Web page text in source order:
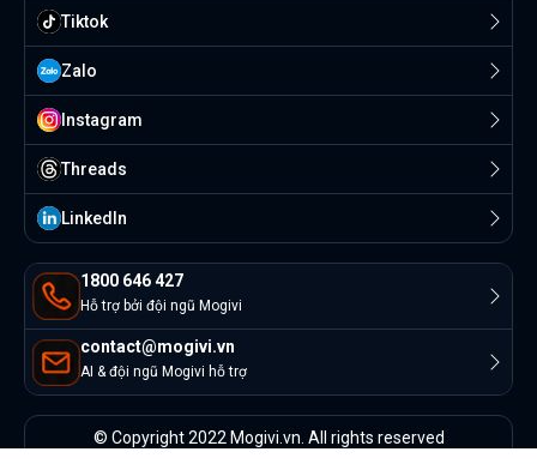
1800 646 427
Hỗ trợ bởi đội ngũ Mogivi
contact@mogivi.vn
AI & đội ngũ Mogivi hỗ trợ
Tiktok
Zalo
Instagram
Threads
Linkedln
© Copyright 2022 Mogivi.vn. All rights reserved